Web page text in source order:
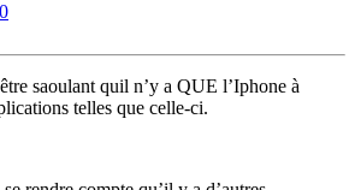
saoulant quil n’y a QUE l’Iphone à
telles que celle-ci.